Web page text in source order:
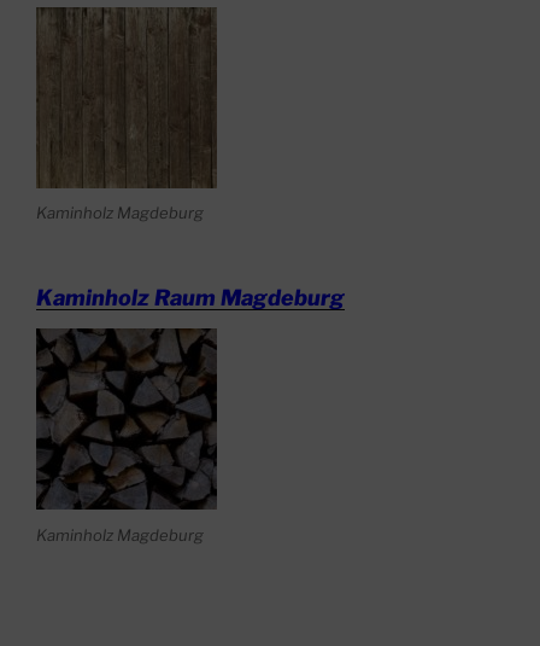
Kaminholz Magdeburg
Kaminholz Raum Magdeburg
Kaminholz Magdeburg